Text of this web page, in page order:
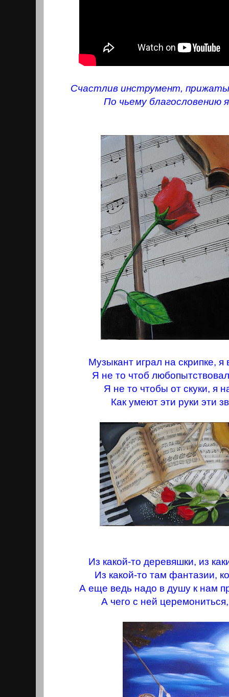
Счастлив инструмент,
По чьему благословению
Музыкант играл на скрипке, я
Я не то чтоб
Я не то чтобы от скуки, я
Как умеют эти руки эти
Из какой-то деревяшки, из
Из какой-то там фантазии,
А еще ведь надо в душу к нам
А чего с ней